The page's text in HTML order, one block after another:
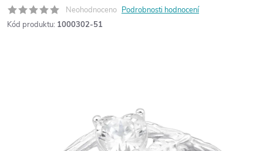
Neohodnoceno Podrobnosti hodnocení
Kód produktu: 1000302-51